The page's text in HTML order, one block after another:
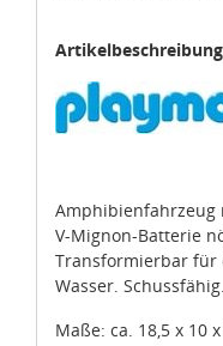
Amphibienfahrzeug
V-Mignon-Batterie
Transformierbar für
Wasser. Schussfähig.
Maße: ca. 18,5 x 10